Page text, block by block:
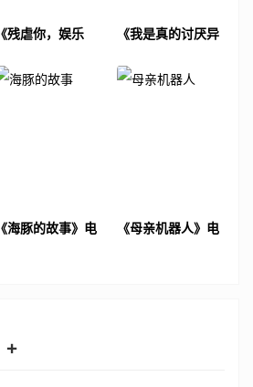
《残虐你，娱乐
《我是真的讨厌异
案
《海豚的故事》电
《母亲机器人》电
+